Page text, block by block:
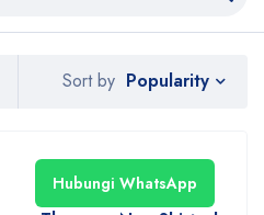
Sort by Popularity
Hubungi WhatsApp